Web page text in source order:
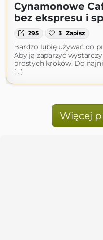
Cynamonowe
bez ekspresu i
295 3 Zapisz
Bardzo lubię używać do
Aby ją zaparzyć
prostych kroków. Do
(...)
Więcej